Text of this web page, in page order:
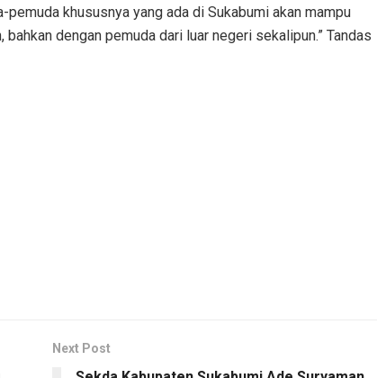
khususnya yang ada di Sukabumi akan mampu
dengan pemuda dari luar negeri sekalipun.” Tandas
Next Post